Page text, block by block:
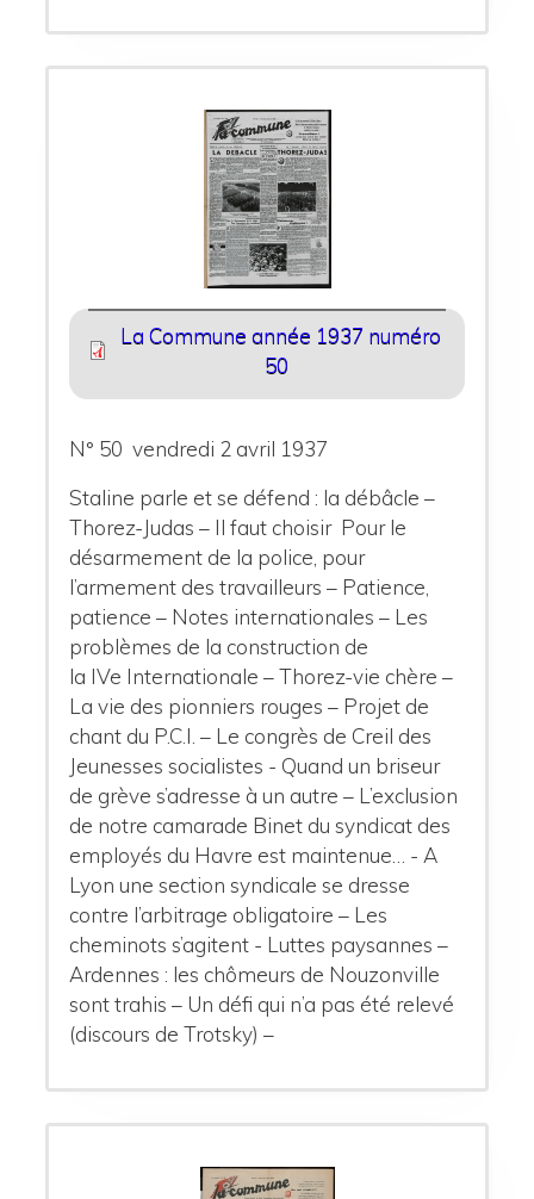
La Commune année 1937 numéro
50
N° 50 vendredi 2 avril 1937
Staline parle et se défend : la débâcle –
Thorez-Judas – Il faut choisir Pour le
désarmement de la police, pour
l’armement des travailleurs – Patience,
patience – Notes internationales – Les
problèmes de la construction de
la IVe Internationale – Thorez-vie chère –
La vie des pionniers rouges – Projet de
chant du P.C.I. – Le congrès de Creil des
Jeunesses socialistes - Quand un briseur
de grève s’adresse à un autre – L’exclusion
de notre camarade Binet du syndicat des
employés du Havre est maintenue… - A
Lyon une section syndicale se dresse
contre l’arbitrage obligatoire – Les
cheminots s’agitent - Luttes paysannes –
Ardennes : les chômeurs de Nouzonville
sont trahis– Un défi qui n’a pas été relevé
(discours de Trotsky) –